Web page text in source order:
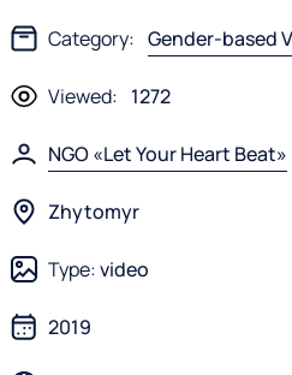
Category: Gender-based
Viewed: 1272
NGO «Let Your Heart Beat»
Zhytomyr
Type:video
2019